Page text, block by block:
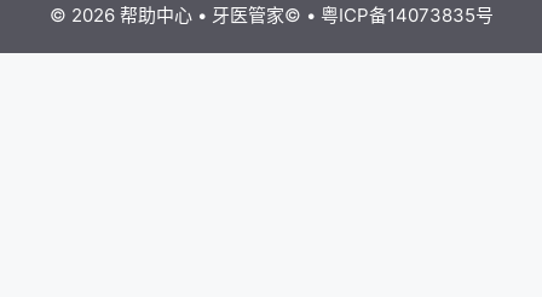
© 2026 帮助中心• 牙医管家© • 粤ICP备14073835号